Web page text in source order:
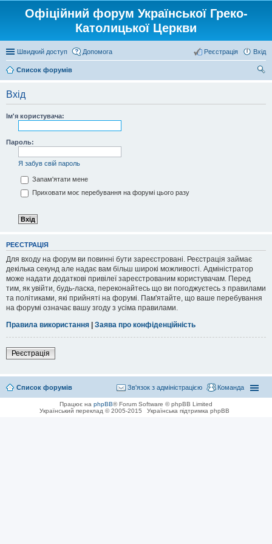
Офіційний форум Української Греко-
Католицької Церкви
Швидкий доступ Допомога Вхід
Реєстрація
Список форумів
Вхід
Ім'я користувача:
Пароль:
Я забув свій пароль
Запам'ятати мене
Приховати моє перебування на форумі цього разу
РЕЄСТРАЦІЯ
Для входу на форум ви повинні бути зареєстровані. Реєстрація займає
декілька секунд але надає вам більш широкі можливості. Адміністратор
може надати додаткові привілеї зареєстрованим користувачам. Перед
тим, як увійти, будь-ласка, переконайтесь що ви погоджуєтесь з правилами
та політиками, які прийняті на форумі. Пам'ятайте, що ваше перебування
на форумі означає вашу згоду з усіма правилами.
Правила використання | Заява про конфіденційність
Реєстрація
Список форумів Команда
Зв'язок з адміністрацією
Працює на phpBB® Forum Software © phpBB Limited
Український переклад © 2005-2015
Українська підтримка phpBB